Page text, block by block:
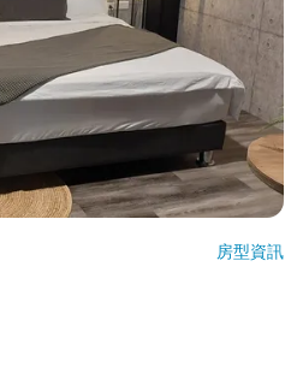
房型資訊